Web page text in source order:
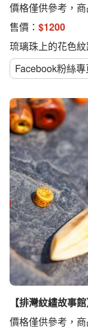
價格僅供參考，
售價： $1200
琉璃珠上的花色
Facebook粉絲專
【排灣紋繣故事
價格僅供參考，